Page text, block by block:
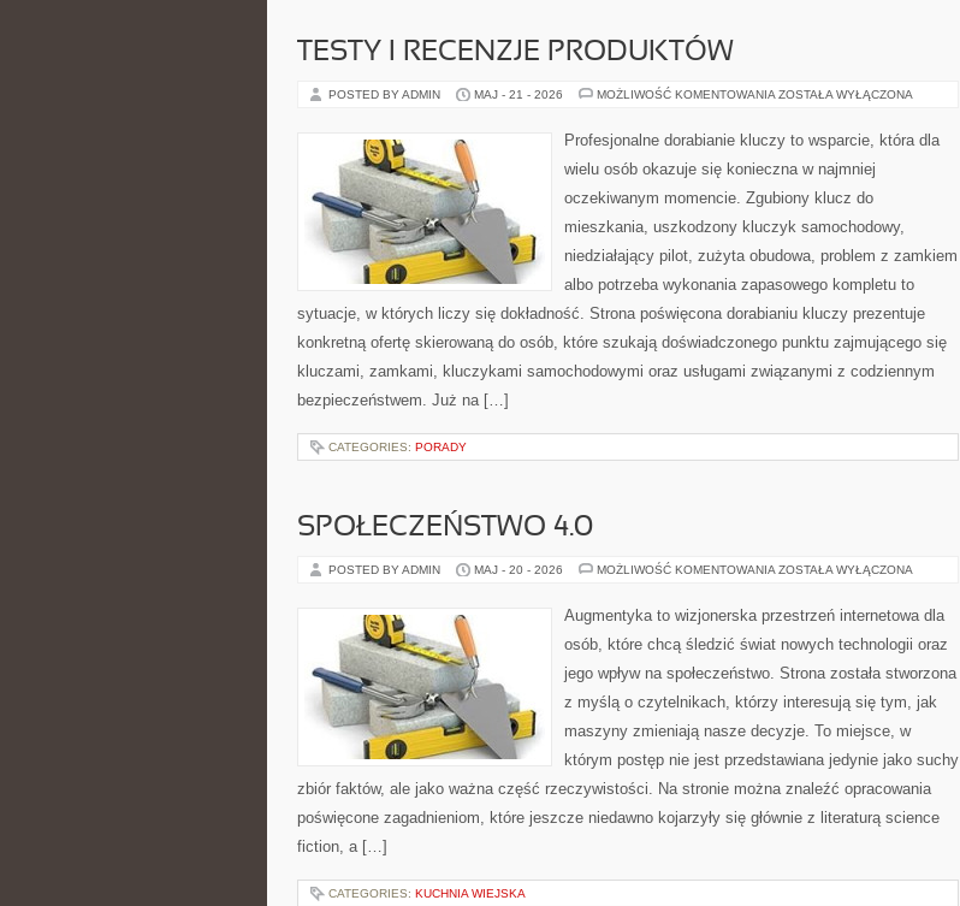
TESTY I RECENZJE PRODUKTÓW
POSTED BY ADMIN MAJ - 21 - 2026 MOŻLIWOŚĆ KOMENTOWANIA TESTY
PRODUKTÓW
ZOSTAŁA WYŁĄCZONA
Profesjonalne dorabianie kluczy to wsparcie, która dla
wielu osób okazuje się konieczna w najmniej
oczekiwanym momencie. Zgubiony klucz do
mieszkania, uszkodzony kluczyk samochodowy,
niedziałający pilot, zużyta obudowa, problem z zamkiem
albo potrzeba wykonania zapasowego kompletu to
sytuacje, w których liczy się dokładność. Strona poświęcona dorabianiu kluczy prezentuje
konkretną ofertę skierowaną do osób, które szukają doświadczonego punktu zajmującego się
kluczami, zamkami, kluczykami samochodowymi oraz usługami związanymi z codziennym
bezpieczeństwem. Już na […]
CATEGORIES: PORADY
SPOŁECZEŃSTWO 4.0
POSTED BY ADMIN MAJ - 20 - 2026 MOŻLIWOŚĆ KOMENTOWANIA SPOŁECZEŃSTWO
ZOSTAŁA WYŁĄCZONA
Augmentyka to wizjonerska przestrzeń internetowa dla
osób, które chcą śledzić świat nowych technologii oraz
jego wpływ na społeczeństwo. Strona została stworzona
z myślą o czytelnikach, którzy interesują się tym, jak
maszyny zmieniają nasze decyzje. To miejsce, w
którym postęp nie jest przedstawiana jedynie jako suchy
zbiór faktów, ale jako ważna część rzeczywistości. Na stronie można znaleźć opracowania
poświęcone zagadnieniom, które jeszcze niedawno kojarzyły się głównie z literaturą science
fiction, a […]
CATEGORIES: KUCHNIA WIEJSKA